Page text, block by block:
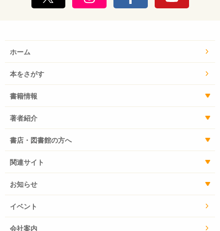
ホーム
本をさがす
書籍情報
著者紹介
書店・図書館の方へ
関連サイト
お知らせ
イベント
会社案内